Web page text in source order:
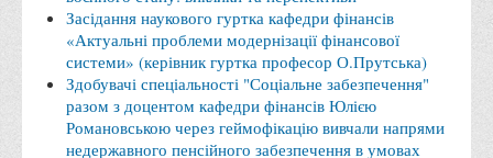
України та протистояти їй?
Правила безпеки під час війни
Соціальна реклама
Правила поведінки у разі виявлення вибухонебезпечних
предметів
Засідання наукового гуртка кафедри фінансів
«Актуальні проблеми модернізації фінансової
системи» (керівник гуртка професор О.Прутська)
Здобувачі спеціальності "Соціальне забезпечення"
разом з доцентом кафедри фінансів Юлією
Романовською через геймофікацію вивчали напрями
недержавного пенсійного забезпечення в умовах